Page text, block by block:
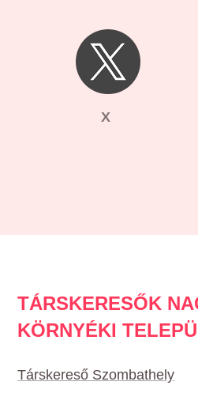
X
TÁRSKERESŐK
KÖRNYÉKI
Társkereső Szombathely